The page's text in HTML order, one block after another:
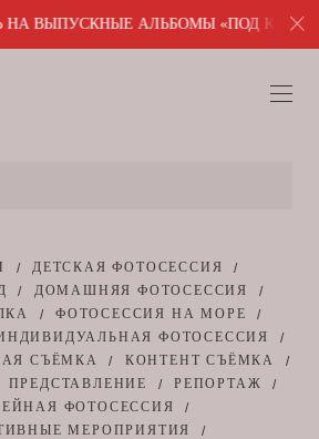
АЛЬБОМЫ «ПОД КЛЮЧ».
ДЕТСКАЯ ФОТОСЕССИЯ
ДОМАШНЯЯ ФОТОСЕССИЯ
ФОТОСЕССИЯ НА МОРЕ
ФОТОСЕССИЯ
СЪЁМКА
КОНТЕНТ СЪЁМКА
ПРЕДСТАВЛЕНИЕ
РЕПОРТАЖ
ФОТОСЕССИЯ
МЕРОПРИЯТИЯ